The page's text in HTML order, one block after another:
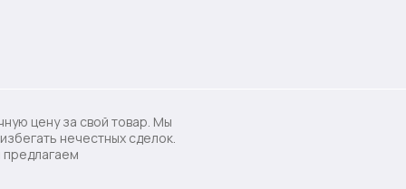
цену за свой товар. Мы
нечестных сделок.
предлагаем